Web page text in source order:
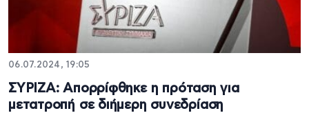
06.07.2024, 19:05
ΣΥΡΙΖΑ: Απορρίφθηκε η πρόταση για
μετατροπή σε διήμερη συνεδρίαση